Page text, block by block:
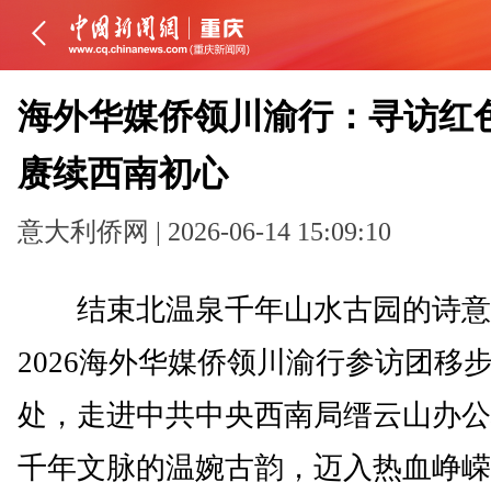
海外华媒侨领川渝行：寻访红
赓续西南初心
意大利侨网 | 2026-06-14 15:09:10
结束北温泉千年山水古园的诗
2026海外华媒侨领川渝行参访团移
处，走进中共中央西南局缙云山办
千年文脉的温婉古韵，迈入热血峥